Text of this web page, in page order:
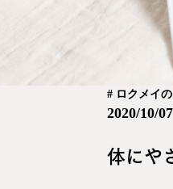
# ロクメイの
2020/10/07
体にや